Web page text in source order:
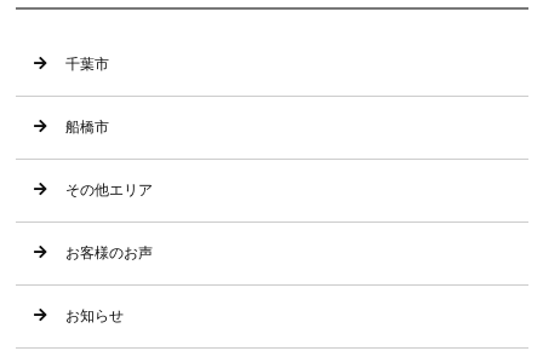
千葉市
船橋市
その他エリア
お客様のお声
お知らせ